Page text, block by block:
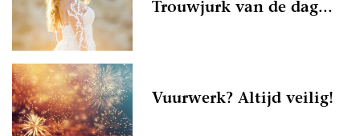
Trouwjurk van de dag...
Vuurwerk? Altijd veilig!